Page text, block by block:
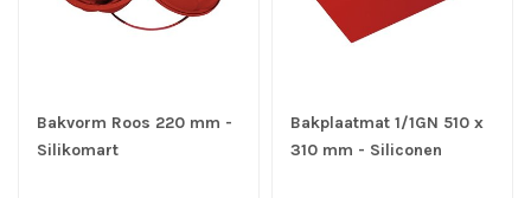
Bakvorm Roos 220 mm -
Silikomart
Bakplaatmat 1/1GN 510 x
310 mm - Siliconen